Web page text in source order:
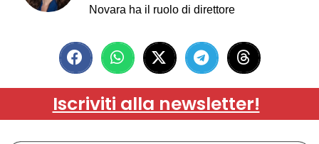
Novara ha il ruolo di direttore
Iscriviti alla newsletter!